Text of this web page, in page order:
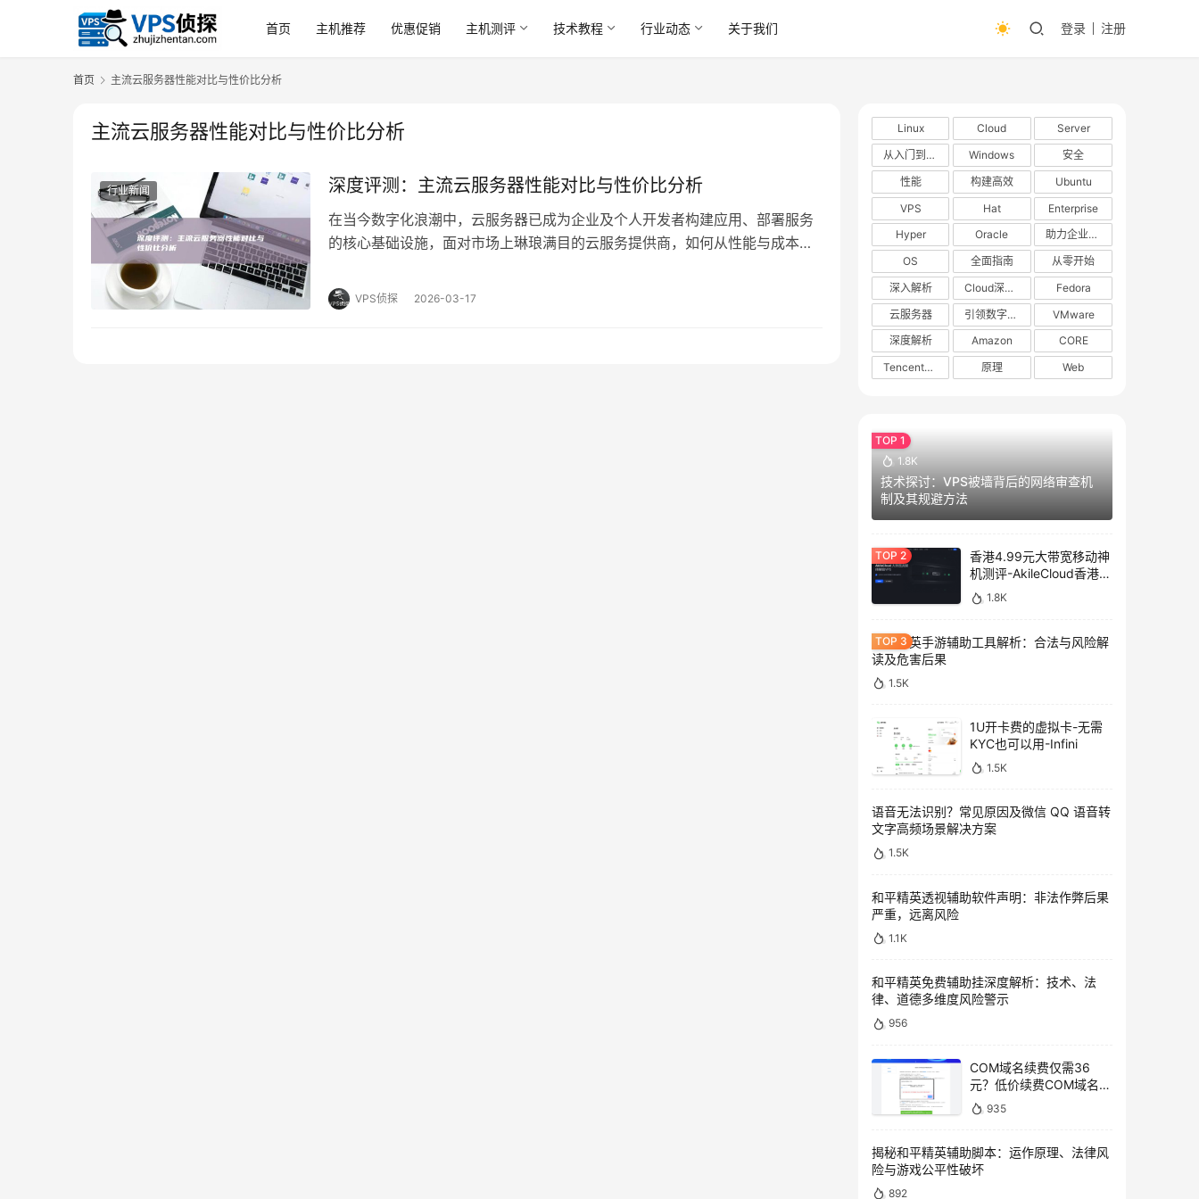
首页 主机推荐 优惠促销 主机测评 技术教程 行业动态 关于我们 登录 注册
首页 主流云服务器性能对比与性价比分析
主流云服务器性能对比与性价比分析
行业新闻 深度评测：主流云服务器性能对比与性价比分析
在当今数字化浪潮中，云服务器已成为企业及个人开发者构建应用、部署服务
的核心基础设施，面对市场上琳琅满目的云服务提供商，如何从性能与成本的
深入剖析主流云服务器的关键性能指标与定价模型，结合典型应用场景，提供
一份详尽的对比分析与性价比评估，以期为读者在选型时提供切实的参考…。
VPS侦探 2026-03-17
Linux Cloud
Server
从入门到精通
Windows
安全
性能
构建高效
Ubuntu
VPS
Hat
Enterprise
Hyper
Oracle
助力企业数字化转型
OS
全面指南
从零开始
深入解析
Cloud深度解析
Fedora
云服务器
引领数字化转型
VMware
深度解析
Amazon
CORE
TencentOS
原理 Web
1.8K
技术探讨：VPS被墙背后的网络审查机
制及其规避方法
香港4.99元大带宽移动神
机测评-AkileCloud香港大
带宽服务器测评
1.8K
和平精英手游辅助工具解析：合法与风险解
读及危害后果
1.5K
1U开卡费的虚拟卡-无需
KYC也可以用-Infini
1.5K
语音无法识别？常见原因及微信 QQ 语音转
文字高频场景解决方案
1.5K
和平精英透视辅助软件声明：非法作弊后果
严重，远离风险
1.1K
和平精英免费辅助挂深度解析：技术、法
律、道德多维度风险警示
956
COM域名续费仅需36
元？低价续费COM域名教
程 935
揭秘和平精英辅助脚本：运作原理、法律风
险与游戏公平性破坏
892